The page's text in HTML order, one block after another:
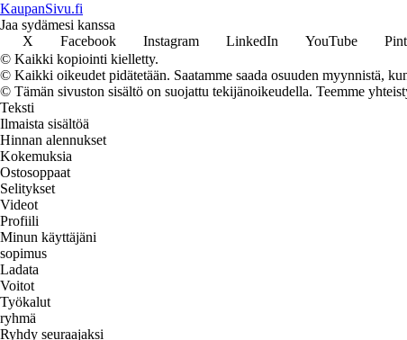
KaupanSivu.fi
Jaa sydämesi kanssa
X
Facebook Instagram LinkedIn YouTube
© Kaikki kopiointi kielletty.
© Kaikki oikeudet pidätetään. Saatamme saada osuuden myynnistä,
© Tämän sivuston sisältö on suojattu tekijänoikeudella. Teemme
Teksti
Ilmaista sisältöä
Hinnan alennukset
Kokemuksia
Ostosoppaat
Selitykset
Videot
Profiili
Minun käyttäjäni
sopimus
Ladata
Voitot
Työkalut
ryhmä
Ryhdy seuraajaksi